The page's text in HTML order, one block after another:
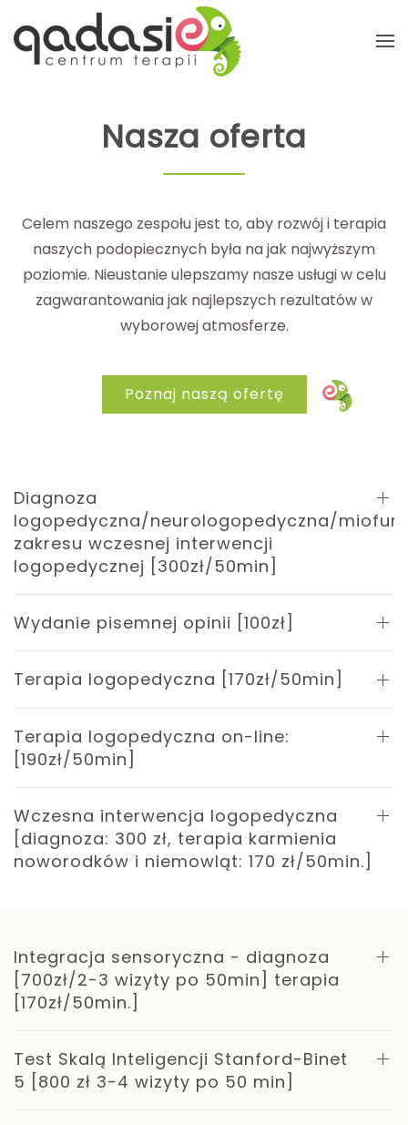
Przejdź do głównej treści
Nasza oferta
Celem naszego zespołu jest to, aby rozwój i terapia
naszych podopiecznych była na jak najwyższym
poziomie. Nieustanie ulepszamy nasze usługi w celu
zagwarantowania jak najlepszych rezultatów w
wyborowej atmosferze.
Poznaj naszą ofertę
Diagnoza
logopedyczna/neurologopedyczna/
zakresu wczesnej interwencji
logopedycznej [300zł/50min]
Wydanie pisemnej opinii [100zł]
Terapia logopedyczna [170zł/50min]
Terapia logopedyczna on-line:
[190zł/50min]
Wczesna interwencja logopedyczna
[diagnoza: 300 zł, terapia karmienia
noworodków i niemowląt: 170 zł/50min.]
Integracja sensoryczna - diagnoza
[700zł/2-3 wizyty po 50min] terapia
[170zł/50min.]
Test Skalą Inteligencji Stanford-Binet
5 [800 zł 3-4 wizyty po 50 min]